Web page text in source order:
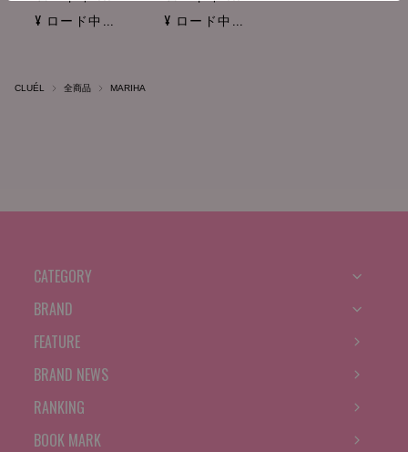
¥ ロード中... ¥ ロード中...
CLUÉL 全商品 MARIHA
CATEGORY
BRAND
FEATURE
BRAND NEWS
RANKING
BOOK MARK